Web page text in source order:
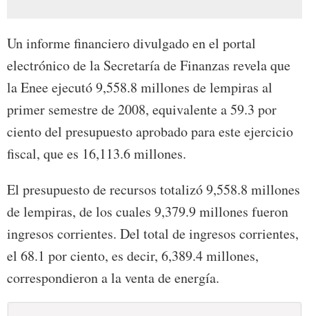
Un informe financiero divulgado en el portal
electrónico de la Secretaría de Finanzas revela que
la Enee ejecutó 9,558.8 millones de lempiras al
primer semestre de 2008, equivalente a 59.3 por
ciento del presupuesto aprobado para este ejercicio
fiscal, que es 16,113.6 millones.
El presupuesto de recursos totalizó 9,558.8 millones
de lempiras, de los cuales 9,379.9 millones fueron
ingresos corrientes. Del total de ingresos corrientes,
el 68.1 por ciento, es decir, 6,389.4 millones,
correspondieron a la venta de energía.